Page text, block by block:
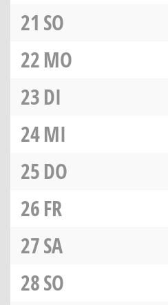
21 SO
22MO
23DI
24MI
25DO
26FR
27SA
28SO